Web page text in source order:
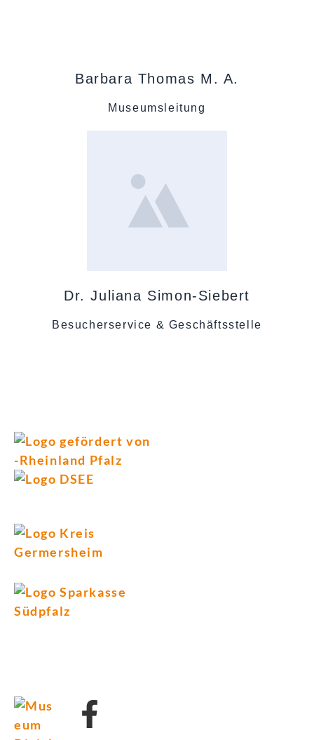
Barbara Thomas M. A.
Museumsleitung
Dr. Juliana Simon-Siebert
Besucherservice & Geschäftsstelle